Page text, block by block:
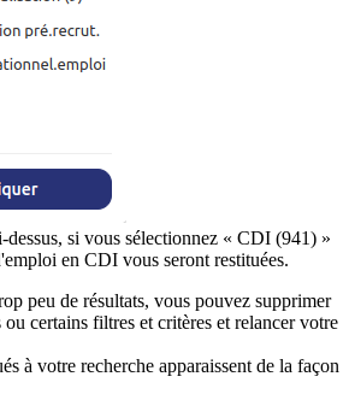
dessus, si vous sélectionnez « CDI (941) »
en CDI vous seront restituées.
peu de résultats, vous pouvez supprimer
ou certains filtres et critères et relancer votre
à votre recherche apparaissent de la façon